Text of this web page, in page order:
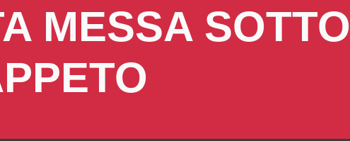
MESSA SOTTO